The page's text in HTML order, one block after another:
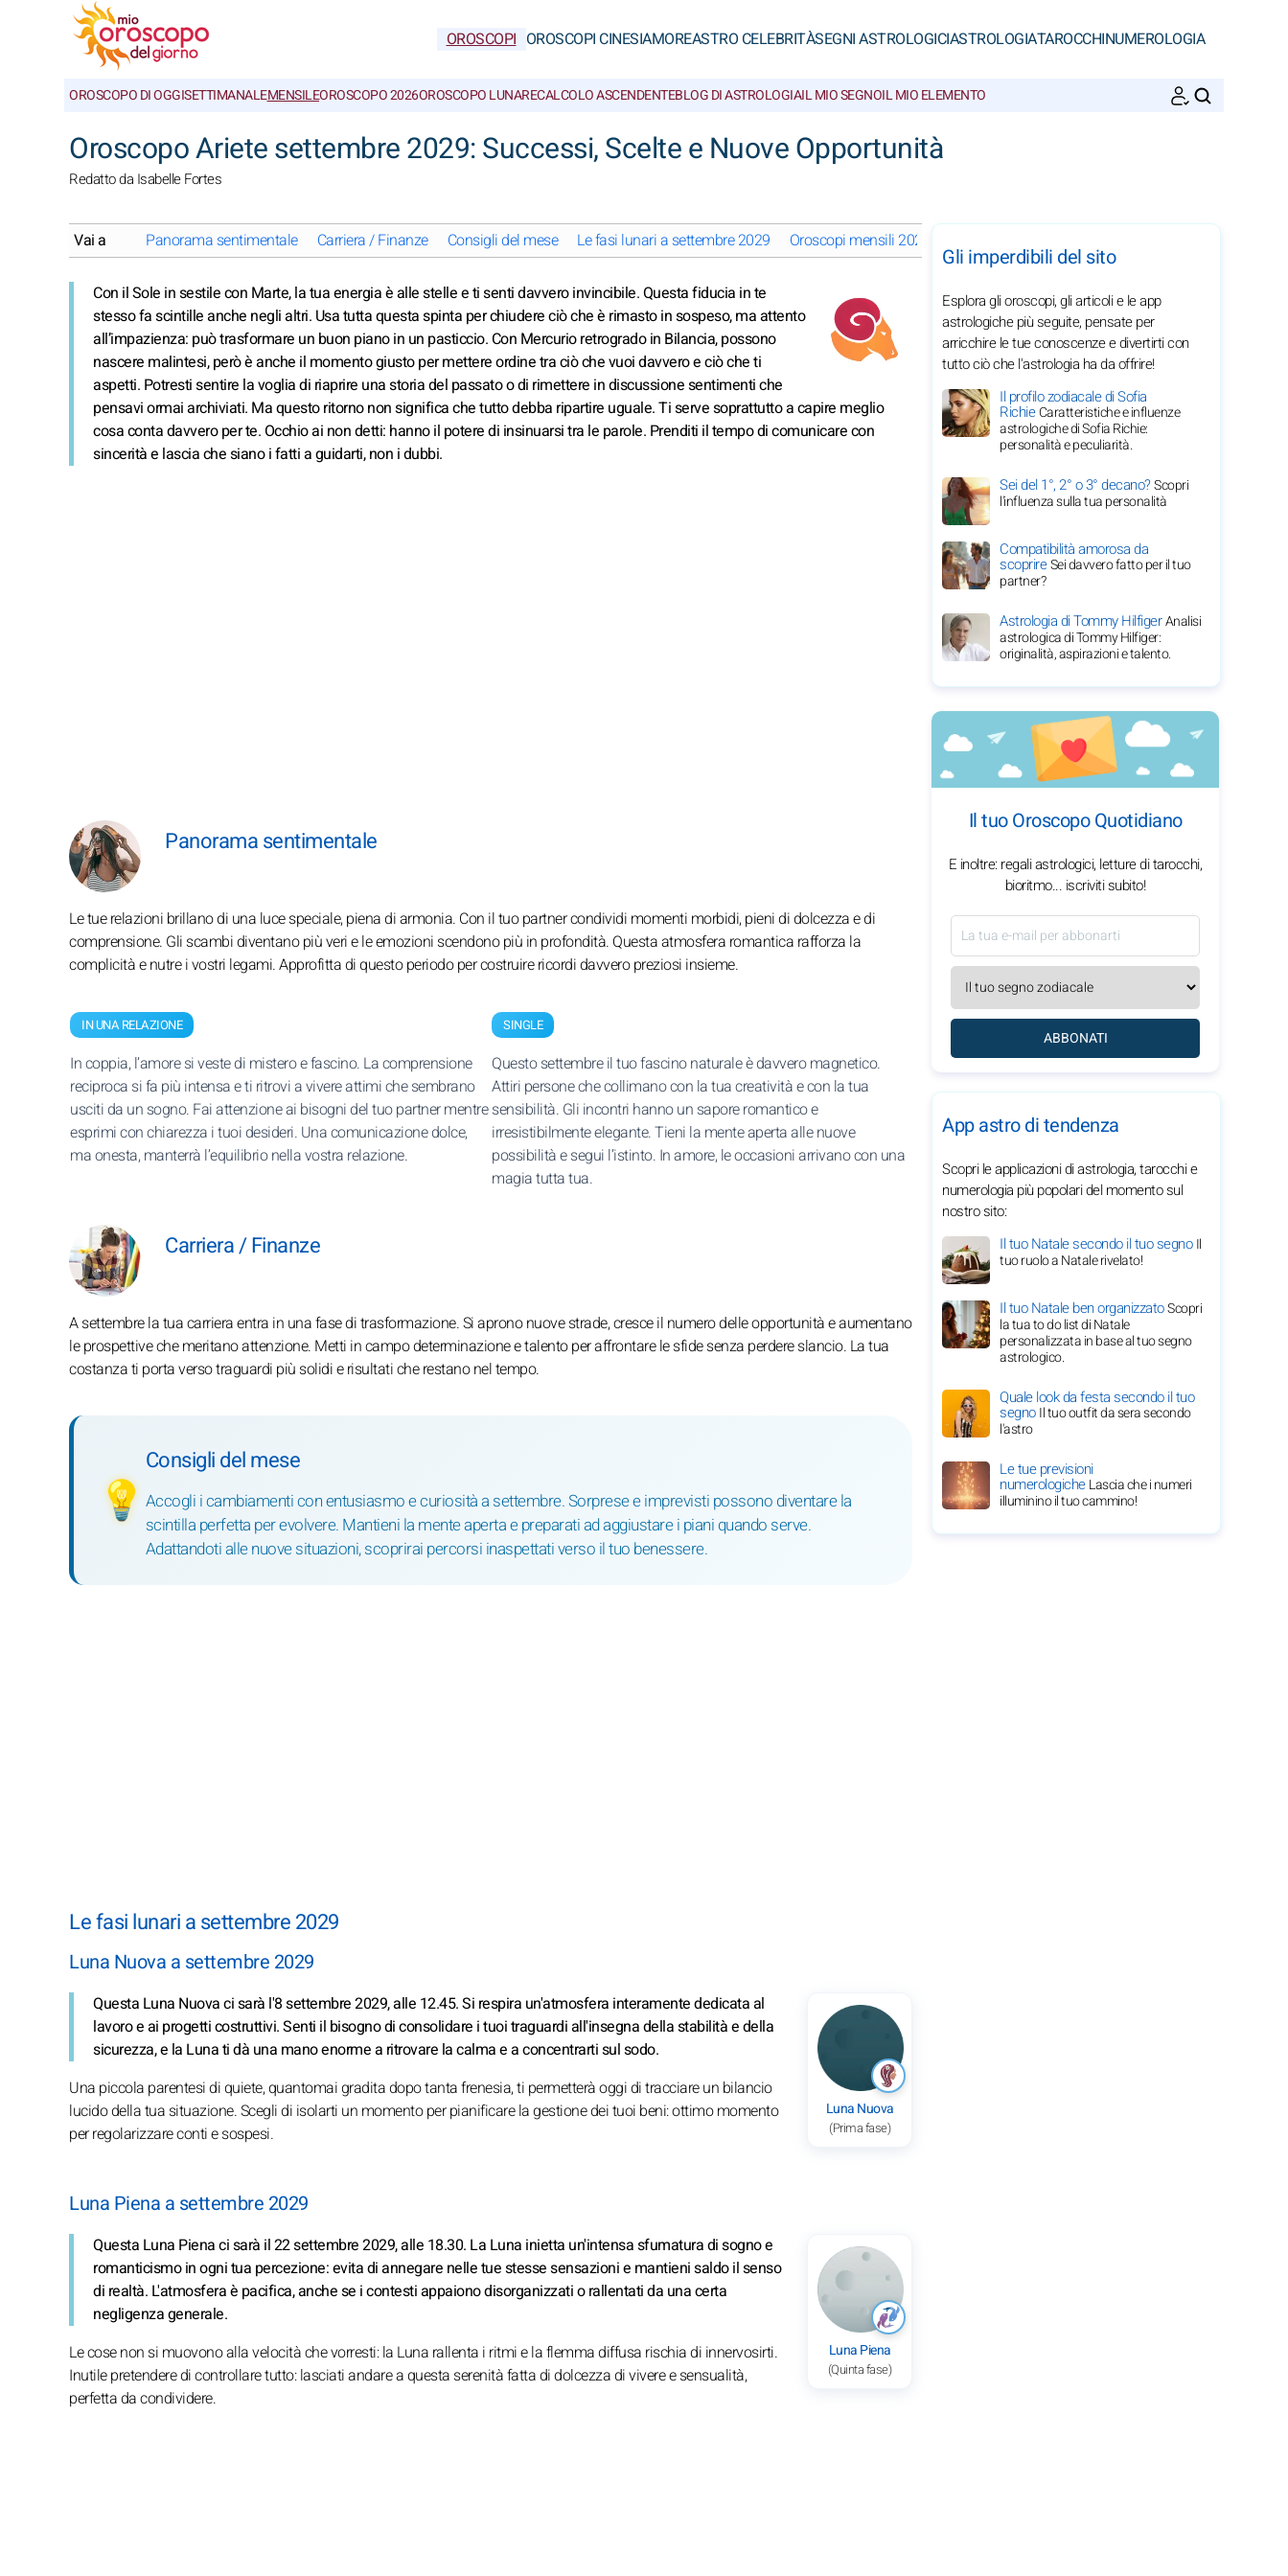
OROSCOPI OROSCOPI CINESIAMOREASTRO CELEBRITÀSEGNI ASTROLOGICIASTROLOGIATAROCCHINUMEROLOGIA
OROSCOPO DI OGGISETTIMANALEMENSILEOROSCOPO 2026OROSCOPO LUNARECALCOLO ASCENDENTEBLOG DI ASTROLOGIAIL MIO SEGNOIL MIO ELEMENTO
Oroscopo Ariete settembre 2029: Successi, Scelte e Nuove Opportunità
Redatto da Isabelle Fortes
Vai a Panorama sentimentale Carriera / Finanze Consigli del mese Le fasi lunari a settembre 2029 Oroscopi mensili 2029 dell'Ariete: scegli un mese
Con il Sole in sestile con Marte, la tua energia è alle stelle e ti senti davvero invincibile. Questa fiducia in te
stesso fa scintille anche negli altri. Usa tutta questa spinta per chiudere ciò che è rimasto in sospeso, ma attento
all’impazienza: può trasformare un buon piano in un pasticcio. Con Mercurio retrogrado in Bilancia, possono
nascere malintesi, però è anche il momento giusto per mettere ordine tra ciò che vuoi davvero e ciò che ti
aspetti. Potresti sentire la voglia di riaprire una storia del passato o di rimettere in discussione sentimenti che
pensavi ormai archiviati. Ma questo ritorno non significa che tutto debba ripartire uguale. Ti serve soprattutto a capire meglio
cosa conta davvero per te. Occhio ai non detti: hanno il potere di insinuarsi tra le parole. Prenditi il tempo di comunicare con
sincerità e lascia che siano i fatti a guidarti, non i dubbi.
Panorama sentimentale
Le tue relazioni brillano di una luce speciale, piena di armonia. Con il tuo partner condividi momenti morbidi, pieni di dolcezza e di
comprensione. Gli scambi diventano più veri e le emozioni scendono più in profondità. Questa atmosfera romantica rafforza la
complicità e nutre i vostri legami. Approfitta di questo periodo per costruire ricordi davvero preziosi insieme.
IN UNA RELAZIONE
In coppia, l’amore si veste di mistero e fascino. La comprensione
reciproca si fa più intensa e ti ritrovi a vivere attimi che sembrano
usciti da un sogno. Fai attenzione ai bisogni del tuo partner mentre
esprimi con chiarezza i tuoi desideri. Una comunicazione dolce,
ma onesta, manterrà l’equilibrio nella vostra relazione.
SINGLE
Questo settembre il tuo fascino naturale è davvero magnetico.
Attiri persone che collimano con la tua creatività e con la tua
sensibilità. Gli incontri hanno un sapore romantico e
irresistibilmente elegante. Tieni la mente aperta alle nuove
possibilità e segui l’istinto. In amore, le occasioni arrivano con una
magia tutta tua.
Carriera / Finanze
A settembre la tua carriera entra in una fase di trasformazione. Si aprono nuove strade, cresce il numero delle opportunità e aumentano
le prospettive che meritano attenzione. Metti in campo determinazione e talento per affrontare le sfide senza perdere slancio. La tua
costanza ti porta verso traguardi più solidi e risultati che restano nel tempo.
💡
Consigli del mese
Accogli i cambiamenti con entusiasmo e curiosità a settembre. Sorprese e imprevisti possono diventare la
scintilla perfetta per evolvere. Mantieni la mente aperta e preparati ad aggiustare i piani quando serve.
Adattandoti alle nuove situazioni, scoprirai percorsi inaspettati verso il tuo benessere.
Le fasi lunari a settembre 2029
Luna Nuova a settembre 2029
Luna Nuova
(Prima fase)
Questa Luna Nuova ci sarà l'8 settembre 2029, alle 12.45. Si respira un'atmosfera interamente dedicata al
lavoro e ai progetti costruttivi. Senti il bisogno di consolidare i tuoi traguardi all'insegna della stabilità e della
sicurezza, e la Luna ti dà una mano enorme a ritrovare la calma e a concentrarti sul sodo.
Una piccola parentesi di quiete, quantomai gradita dopo tanta frenesia, ti permetterà oggi di tracciare un bilancio
lucido della tua situazione. Scegli di isolarti un momento per pianificare la gestione dei tuoi beni: ottimo momento
per regolarizzare conti e sospesi.
Luna Piena a settembre 2029
Luna Piena
(Quinta fase)
Questa Luna Piena ci sarà il 22 settembre 2029, alle 18.30. La Luna inietta un'intensa sfumatura di sogno e
romanticismo in ogni tua percezione: evita di annegare nelle tue stesse sensazioni e mantieni saldo il senso
di realtà. L'atmosfera è pacifica, anche se i contesti appaiono disorganizzati o rallentati da una certa
negligenza generale.
Le cose non si muovono alla velocità che vorresti: la Luna rallenta i ritmi e la flemma diffusa rischia di innervosirti.
Inutile pretendere di controllare tutto: lasciati andare a questa serenità fatta di dolcezza di vivere e sensualità,
perfetta da condividere.
Gli imperdibili del sito
Esplora gli oroscopi, gli articoli e le app
astrologiche più seguite, pensate per
arricchire le tue conoscenze e divertirti con
tutto ciò che l'astrologia ha da offrire!
Il profilo zodiacale di Sofia
RichieCaratteristiche e influenze
astrologiche di Sofia Richie:
personalità e peculiarità.
Sei del 1°, 2° o 3° decano?Scopri
l'influenza sulla tua personalità
Compatibilità amorosa da
scoprireSei davvero fatto per il tuo
partner?
Astrologia di Tommy HilfigerAnalisi
astrologica di Tommy Hilfiger:
originalità, aspirazioni e talento.
Il tuo Oroscopo Quotidiano
E inoltre: regali astrologici, letture di tarocchi,
bioritmo... iscriviti subito!
ABBONATI
App astro di tendenza
Scopri le applicazioni di astrologia, tarocchi e
numerologia più popolari del momento sul
nostro sito:
Il tuo Natale secondo il tuo segnoIl
tuo ruolo a Natale rivelato!
Il tuo Natale ben organizzatoScopri
la tua to do list di Natale
personalizzata in base al tuo segno
astrologico.
Quale look da festa secondo il tuo
segnoIl tuo outfit da sera secondo
l'astro
Le tue previsioni
numerologicheLascia che i numeri
illuminino il tuo cammino!